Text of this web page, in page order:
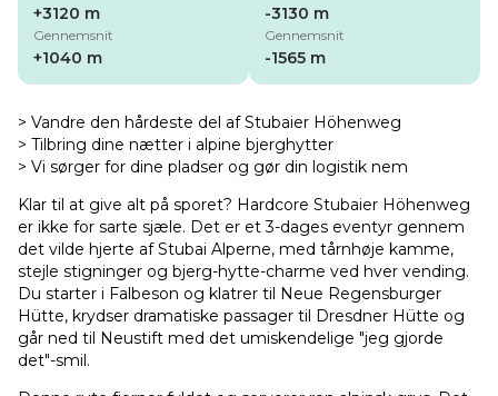
+3120 m
Gennemsnit
+1040 m
-3130 m
Gennemsnit
-1565 m
> Vandre den hårdeste del af Stubaier Höhenweg
> Tilbring dine nætter i alpine bjerghytter
> Vi sørger for dine pladser og gør din logistik nem
Klar til at give alt på sporet? Hardcore Stubaier Höhenweg
er ikke for sarte sjæle. Det er et 3-dages eventyr gennem
det vilde hjerte af Stubai Alperne, med tårnhøje kamme,
stejle stigninger og bjerg-hytte-charme ved hver vending.
Du starter i Falbeson og klatrer til Neue Regensburger
Hütte, krydser dramatiske passager til Dresdner Hütte og
går ned til Neustift med det umiskendelige "jeg gjorde
det"-smil.